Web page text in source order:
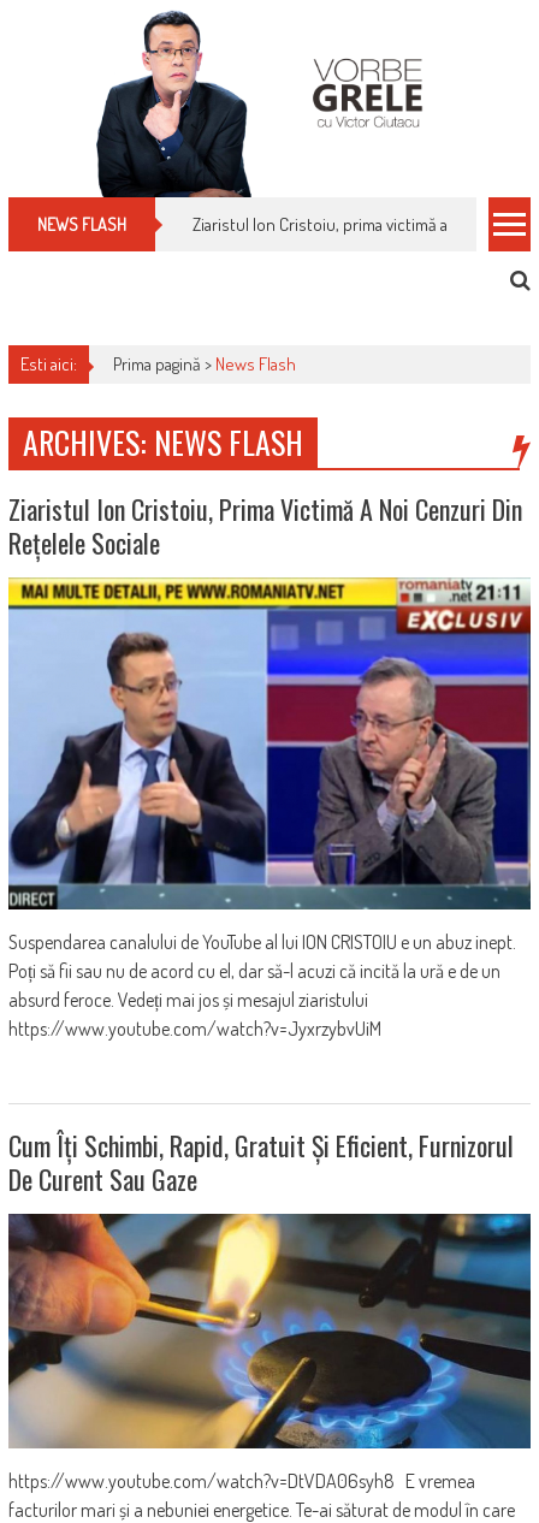
NEWS FLASH Ziaristul Ion Cristoiu, prima victimă a noi
Esti aici: Prima pagină > News Flash
ARCHIVES: NEWS FLASH
Ziaristul Ion Cristoiu, Prima Victimă A Noi Cenzuri Din
Rețelele Sociale
Suspendarea canalului de YouTube al lui ION CRISTOIU e un abuz inept.
Poți să fii sau nu de acord cu el, dar să-l acuzi că incită la ură e de un
absurd feroce. Vedeți mai jos și mesajul ziaristului
https://www.youtube.com/watch?v=JyxrzybvUiM
Cum Îți Schimbi, Rapid, Gratuit Și Eficient, Furnizorul
De Curent Sau Gaze
https://www.youtube.com/watch?v=DtVDA06syh8 E vremea
facturilor mari și a nebuniei energetice. Te-ai săturat de modul în care